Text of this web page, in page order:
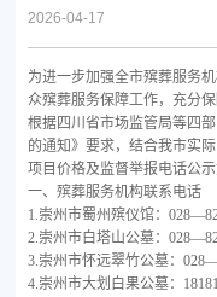
2026-04-17
为进一步加强全市殡葬服务
众殡葬服务保障工作，充分
根据四川省市场监管局等四
的通知》要求，结合我市实
项目价格及监督举报电话公示
一、殡葬服务机构联系电话
1.崇州市蜀州殡仪馆：
2.崇州市白塔山公墓：
3.崇州市怀远翠竹公墓：
4.崇州市大划白果公墓：